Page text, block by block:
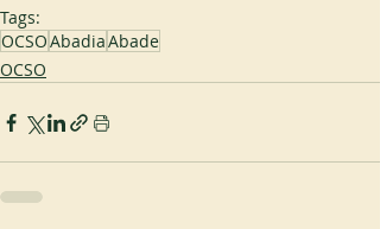
Tags:
OCSOAbadiaAbade
OCSO